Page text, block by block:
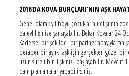
2016'DA KOVA BURÇLARI'NIN AŞK
Genel olarak yıl boyu çocuklarla
da evliliğinize yansıyabilir. Bekar Kovalar 24
Kadersel bir şekilde bir partner adayıyla
beraber bir aylık aşk için gerçekten güzel
uzun süreli bir ilişkiniz başlayabilir. Mevcut
dair planlamalar yapabilirsiniz.